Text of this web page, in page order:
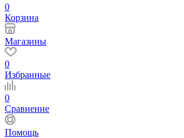
0
Корзина
Магазины
0
Избранные
0
Сравнение
Помощь